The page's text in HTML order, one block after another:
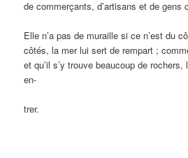
de commerçants, d’artisans et de gens
Elle n’a pas de muraille si ce n’est du
côtés, la mer lui sert de rempart ;
et qu’il s’y trouve beaucoup de
en-
trer.